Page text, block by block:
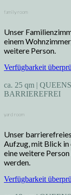
family room
Unser
einem
weitere Person.
Verfügbarkeit
ca. 25 qm |
BARRIEREFREI
yard room
Unser
Aufzug, mit Blick in
eine weitere
werden.
Verfügbarkeit